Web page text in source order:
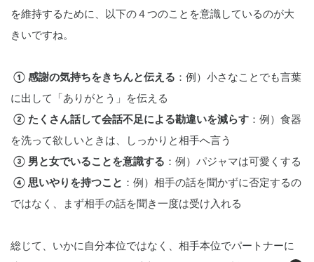
を維持するために、以下の４つのことを意識しているのが大
きいですね。
① 感謝の気持ちをきちんと伝える ：例）小さなことでも言葉
に出して「ありがとう」を伝える
② たくさん話して会話不足による勘違いを減らす ：例）食器
を洗って欲しいときは、しっかりと相手へ言う
③ 男と女でいることを意識する ：例）パジャマは可愛くする
④ 思いやりを持つこと ：例）相手の話を聞かずに否定するの
ではなく、まず相手の話を聞き一度は受け入れる
総じて、いかに自分本位ではなく、相手本位でパートナーに